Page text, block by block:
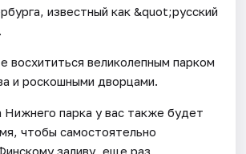
известный как &quot;русский
восхититься великолепным парком
и роскошными дворцами.
парка у вас также будет
чтобы самостоятельно
заливу, еще раз